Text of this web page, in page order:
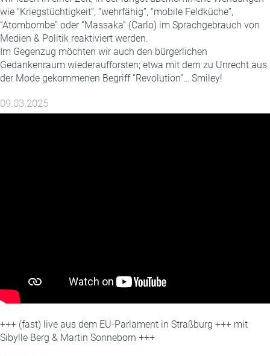
wie “Kriegstüchtigkeit”, “wehrfähig”, “mobile Feldküche”,
“Atombombe” oder “Massaka” (Carlo) im Sprachgebrauch von
Medien & Politik reaktiviert werden.
Im Gegenzug möchten wir auch den bürgerlichen
Gedankenraum wiederaufforsten; etwa mit dem zu Unrecht aus
der Mode gekommenen Begriff “Revolution”… Smiley!
09.03.2025
+++ (fast) live aus dem EU-Parlament in Straßburg +++ mit
Sibylle Berg & Martin Sonneborn +++